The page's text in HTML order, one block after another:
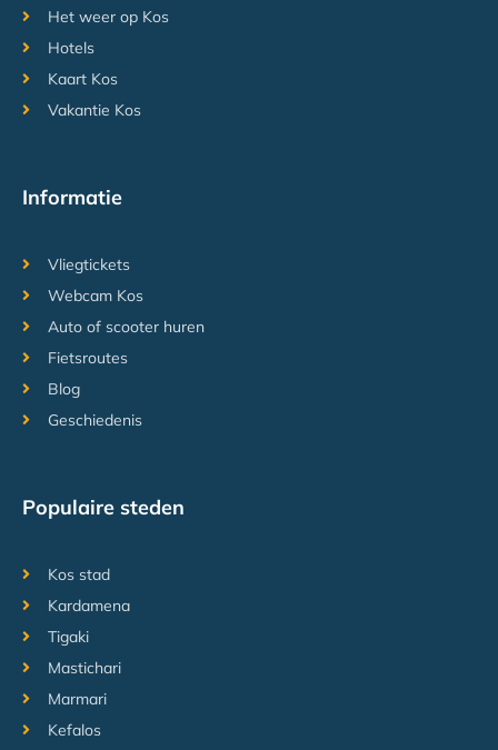
Het weer op Kos
Hotels
Kaart Kos
Vakantie Kos
Informatie
Vliegtickets
Webcam Kos
Auto of scooter huren
Fietsroutes
Blog
Geschiedenis
Populaire steden
Kos stad
Kardamena
Tigaki
Mastichari
Marmari
Kefalos